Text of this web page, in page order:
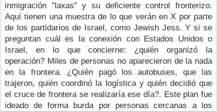
inmigración "laxas" y su deficiente control fronterizo.
Aquí tienen una muestra de lo que verán en X por parte
de los partidarios de Israel, como Jewish Jess. Y si se
preguntan cuál es la conexión con Estados Unidos o
Israel, en lo que concierne: ¿quién organizó la
operación? Miles de personas no aparecieron de la nada
en la frontera. ¿Quién pagó los autobuses, que las
trajeron, quién coordinó la logística y quién decidió que
el cruce de frontera se realizaría ese día?. Este plan fue
ideado de forma burda por personas cercanas a los